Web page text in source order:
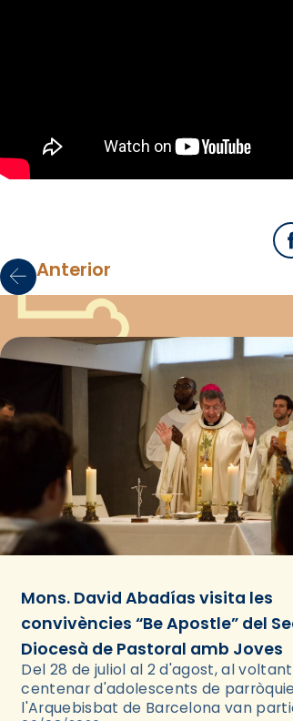
Anterior
Mons. David Abadías visita les
convivències “Be Apostle” del
Diocesà de Pastoral amb Joves
Del 28 de juliol al 2 d'agost, al
centenar d'adolescents de
l'Arquebisbat de Barcelona van